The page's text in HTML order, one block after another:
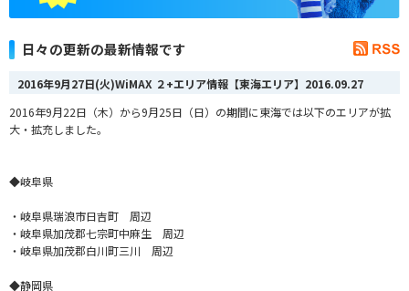
UQ mobile
日々の更新の最新情報です
2016年9月27日(火)WiMAX ２+エリア情報【東海エリア】 2016.09.27
2016年9月22日（木）から9月25日（日）の期間に東海では以下のエリアが拡
大・拡充しました。
◆岐阜県
・岐阜県瑞浪市日吉町 周辺
・岐阜県加茂郡七宗町中麻生 周辺
・岐阜県加茂郡白川町三川 周辺
◆静岡県